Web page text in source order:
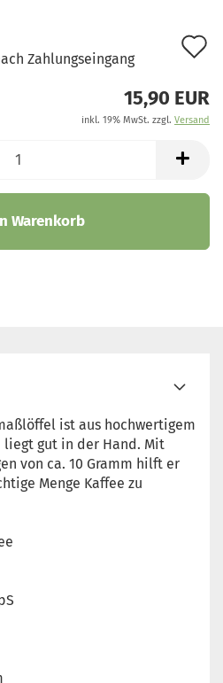
Zahlungseingang
15,90 EUR
inkl. 19% MwSt. zzgl. Versand
Warenkorb
ist aus hochwertigem
gut in der Hand. Mit
von ca. 10 Gramm hilft er
Menge Kaffee zu